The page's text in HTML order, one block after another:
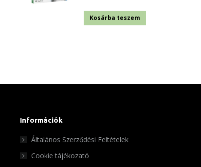
Kosárba teszem
Információk
Általános Szerződési Feltételek
Cookie tájékozató